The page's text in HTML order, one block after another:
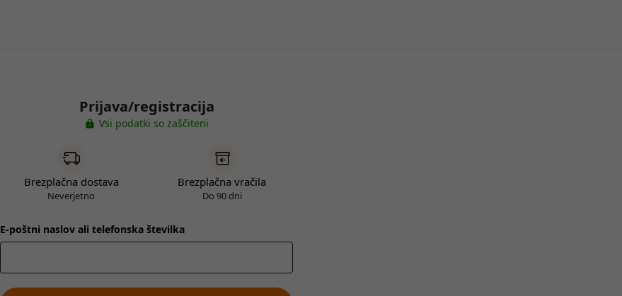
Prijava/registracija
Vsi podatki so zaščiteni
Brezplačna dostava
Neverjetno
Brezplačna vračila
Do 90 dni
E-poštni naslov ali telefonska številka